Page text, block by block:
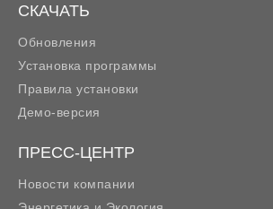
СКАЧАТЬ
Обновления
Установка программы
Правила установки
Демо-версия
ПРЕСС-ЦЕНТР
Новости компании